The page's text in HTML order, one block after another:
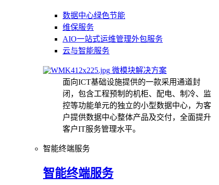
数据中心绿色节能
维保服务
AIO一站式运维管理外包服务
云与智能服务
微模块解决方案
面向ICT基础设施提供的一款采用通道封
闭，包含工程预制的机柜、配电、制冷、监
控等功能单元的独立的小型数据中心，为客
户提供数据中心整体产品及交付，全面提升
客户IT服务管理水平。
智能终端服务
智能终端服务